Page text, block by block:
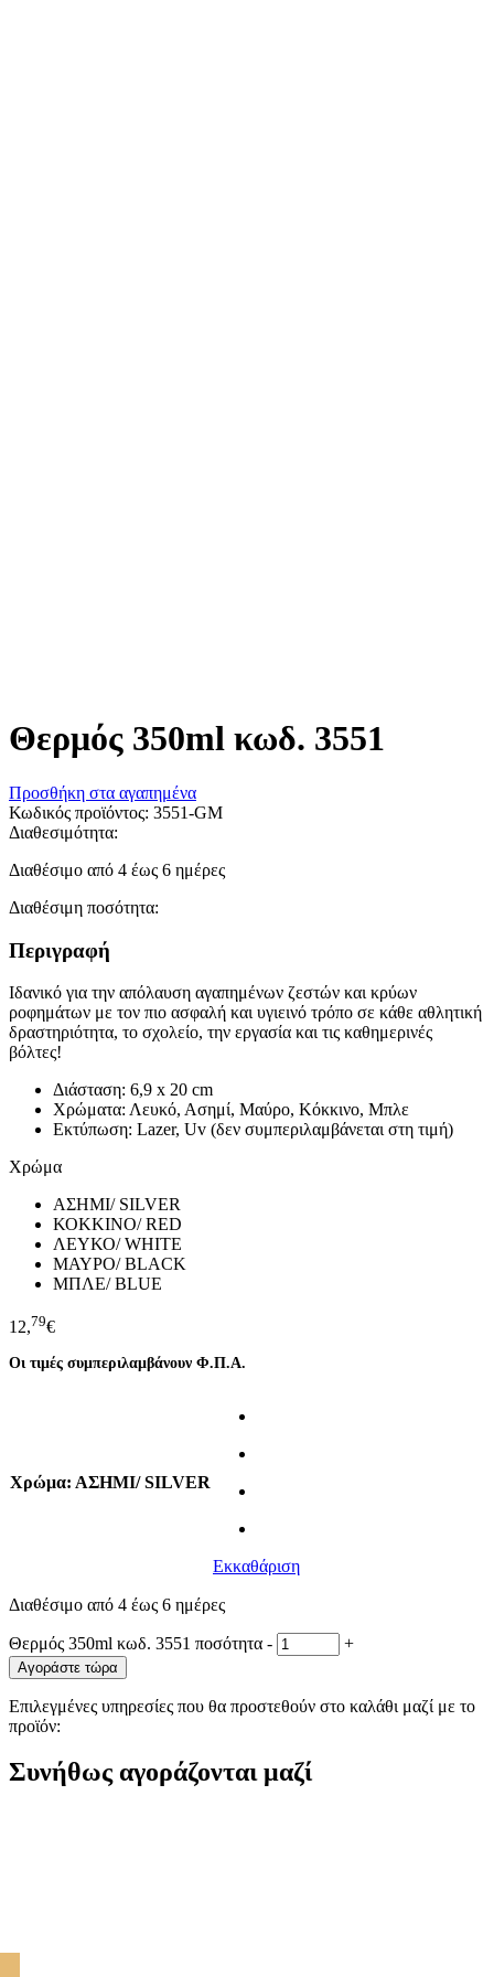
Θερμός 350ml κωδ. 3551
Προσθήκη στα αγαπημένα
Κωδικός προϊόντος: 3551-GM
Διαθεσιμότητα:
Διαθέσιμο από 4 έως 6 ημέρες
Διαθέσιμη ποσότητα:
Περιγραφή
Ιδανικό για την απόλαυση αγαπημένων ζεστών και κρύων
ροφημάτων με τον πιο ασφαλή και υγιεινό τρόπο σε κάθε αθλητική
δραστηριότητα, το σχολείο, την εργασία και τις καθημερινές
βόλτες!
Διάσταση: 6,9 x 20 cm
Χρώματα: Λευκό, Ασημί, Μαύρο, Κόκκινο, Μπλε
Εκτύπωση: Lazer, Uv (δεν συμπεριλαμβάνεται στη τιμή)
Χρώμα
ΑΣΗΜΙ/ SILVER
ΚΟΚΚΙΝΟ/ RED
ΛΕΥΚΟ/ WHITE
ΜΑΥΡΟ/ BLACK
ΜΠΛΕ/ BLUE
12,79€
Οι τιμές συμπεριλαμβάνουν Φ.Π.Α.
Χρώμα: ΑΣΗΜΙ/ SILVER
Εκκαθάριση
Διαθέσιμο από 4 έως 6 ημέρες
Θερμός 350ml κωδ. 3551 ποσότητα - +
Αγοράστε τώρα
Επιλεγμένες υπηρεσίες που θα προστεθούν στο καλάθι μαζί με το
προϊόν:
Συνήθως αγοράζονται μαζί